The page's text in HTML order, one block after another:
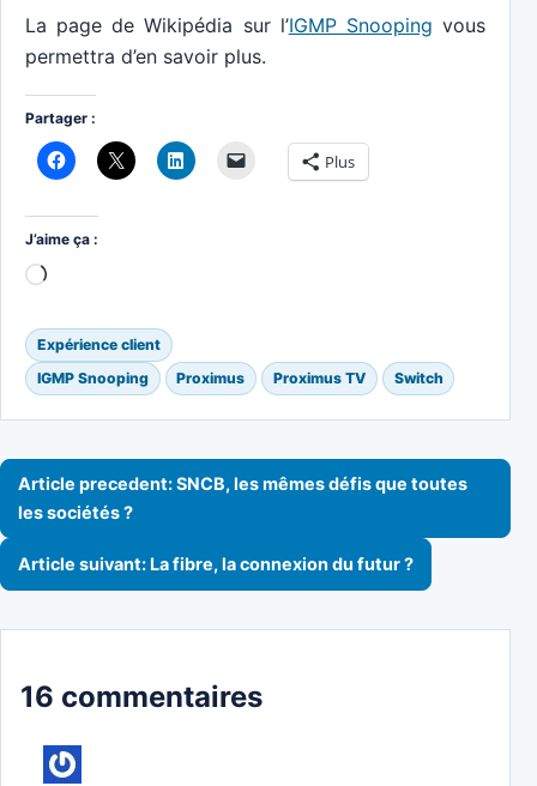
La page de Wikipédia sur l’IGMP Snooping vous
permettra d’en savoir plus.
Partager :
Plus
J’aime ça :
Chargement…
Expérience client
IGMP Snooping
Proximus Proximus TV Switch
Navigation de l’article
Article precedent: SNCB, les mêmes défis que toutes
les sociétés ?
Article suivant: La fibre, la connexion du futur ?
16 commentaires